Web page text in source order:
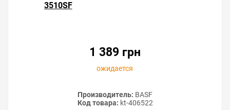
3510SF
1 389 грн
ожидается
Производитель: BASF
Код товара: kt-406522